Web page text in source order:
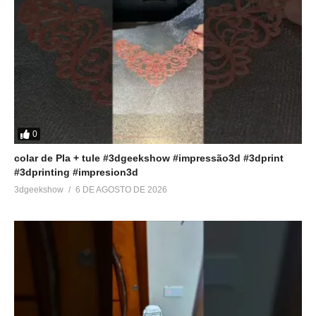
================================
Compre filamentos com desconto usando o cupom:
3DGeekShow
https://goo.gl/6Wkrjd
Acesse:
▶http://www.3dgeekshow.com.br
Redes sociais (Instagram, Facebook e Twitter):
▶ @3DGeekShow
3DGeekShow@gmail.com
0
colar de Pla + tule #3dgeekshow #impressão3d #3dprint
#3dprinting #impresion3d
3dgeekshow 6 DE AGOSTO DE 2026